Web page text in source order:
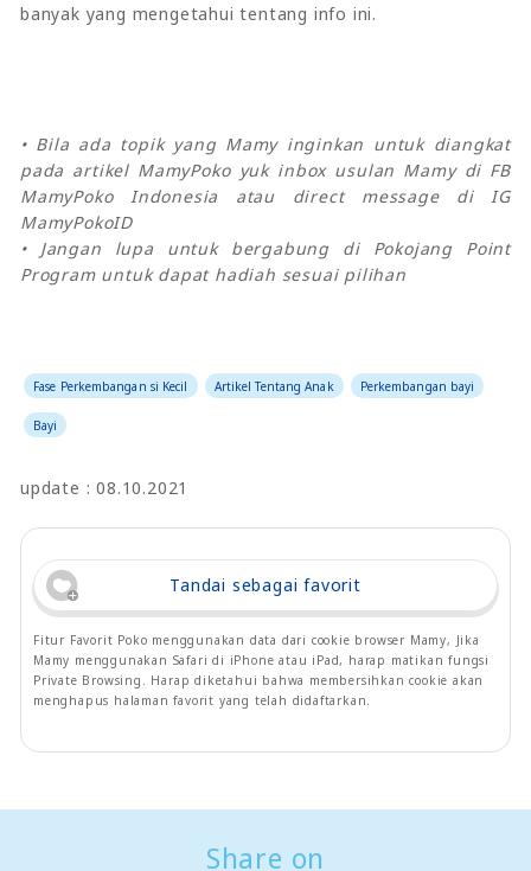
banyak yang mengetahui tentang info ini.
• Bila ada topik yang Mamy inginkan untuk diangkat
pada artikel MamyPoko yuk inbox usulan Mamy di FB
MamyPoko Indonesia atau direct message di IG
MamyPokoID
• Jangan lupa untuk bergabung di Pokojang Point
Program untuk dapat hadiah sesuai pilihan
Fase Perkembangan si Kecil Artikel Tentang Anak Perkembangan bayi
Bayi
update : 08.10.2021
Tandai sebagai favorit
Fitur Favorit Poko menggunakan data dari cookie browser Mamy, Jika
Mamy menggunakan Safari di iPhone atau iPad, harap matikan fungsi
Private Browsing. Harap diketahui bahwa membersihkan cookie akan
menghapus halaman favorit yang telah didaftarkan.
Share on